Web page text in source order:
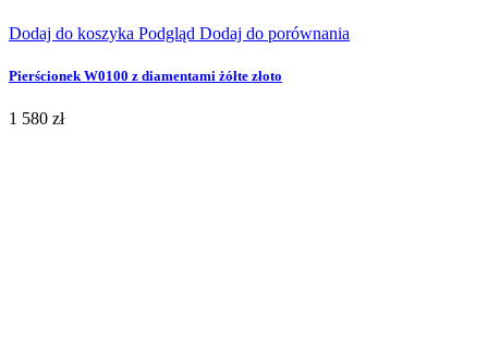
Dodaj do koszyka Podgląd Dodaj do porównania
Pierścionek W0100 z diamentami żółte złoto
1 580 zł